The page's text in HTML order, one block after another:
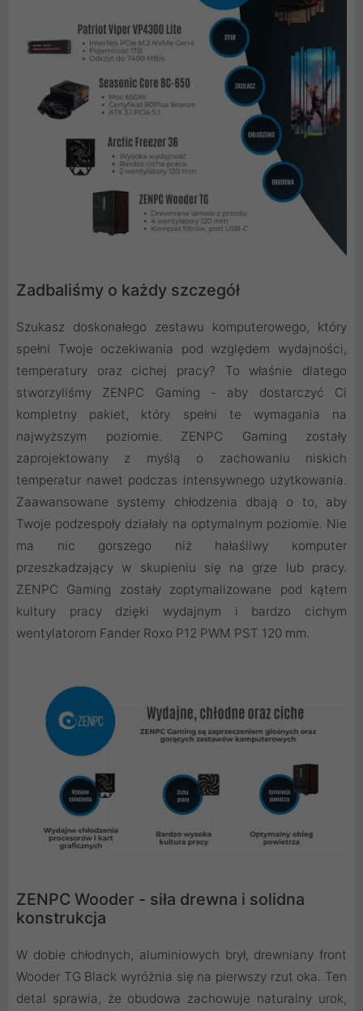
Zadbaliśmy o każdy szczegół
Szukasz doskonałego zestawu komputerowego, który
spełni Twoje oczekiwania pod względem wydajności,
temperatury oraz cichej pracy? To właśnie dlatego
stworzyliśmy ZENPC Gaming - aby dostarczyć Ci
kompletny pakiet, który spełni te wymagania na
najwyższym poziomie. ZENPC Gaming zostały
zaprojektowany z myślą o zachowaniu niskich
temperatur nawet podczas intensywnego użytkowania.
Zaawansowane systemy chłodzenia dbają o to, aby
Twoje podzespoły działały na optymalnym poziomie. Nie
ma nic gorszego niż hałaśliwy komputer
przeszkadzający w skupieniu się na grze lub pracy.
ZENPC Gaming zostały zoptymalizowane pod kątem
kultury pracy dzięki wydajnym i bardzo cichym
wentylatorom Fander Roxo P12 PWM PST 120 mm.
ZENPC Wooder - siła drewna i solidna
konstrukcja
W dobie chłodnych, aluminiowych brył, drewniany front
Wooder TG Black wyróżnia się na pierwszy rzut oka. Ten
detal sprawia, że obudowa zachowuje naturalny urok,